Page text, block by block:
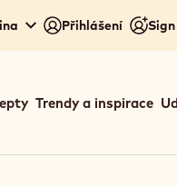
Přihlášení
Trendy a inspirace